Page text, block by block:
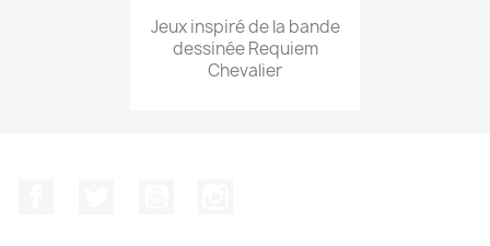
Jeux inspiré de la bande
dessinée Requiem
Chevalier